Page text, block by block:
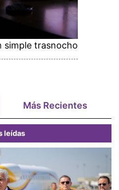
simple trasnocho
Más Recientes
leídas